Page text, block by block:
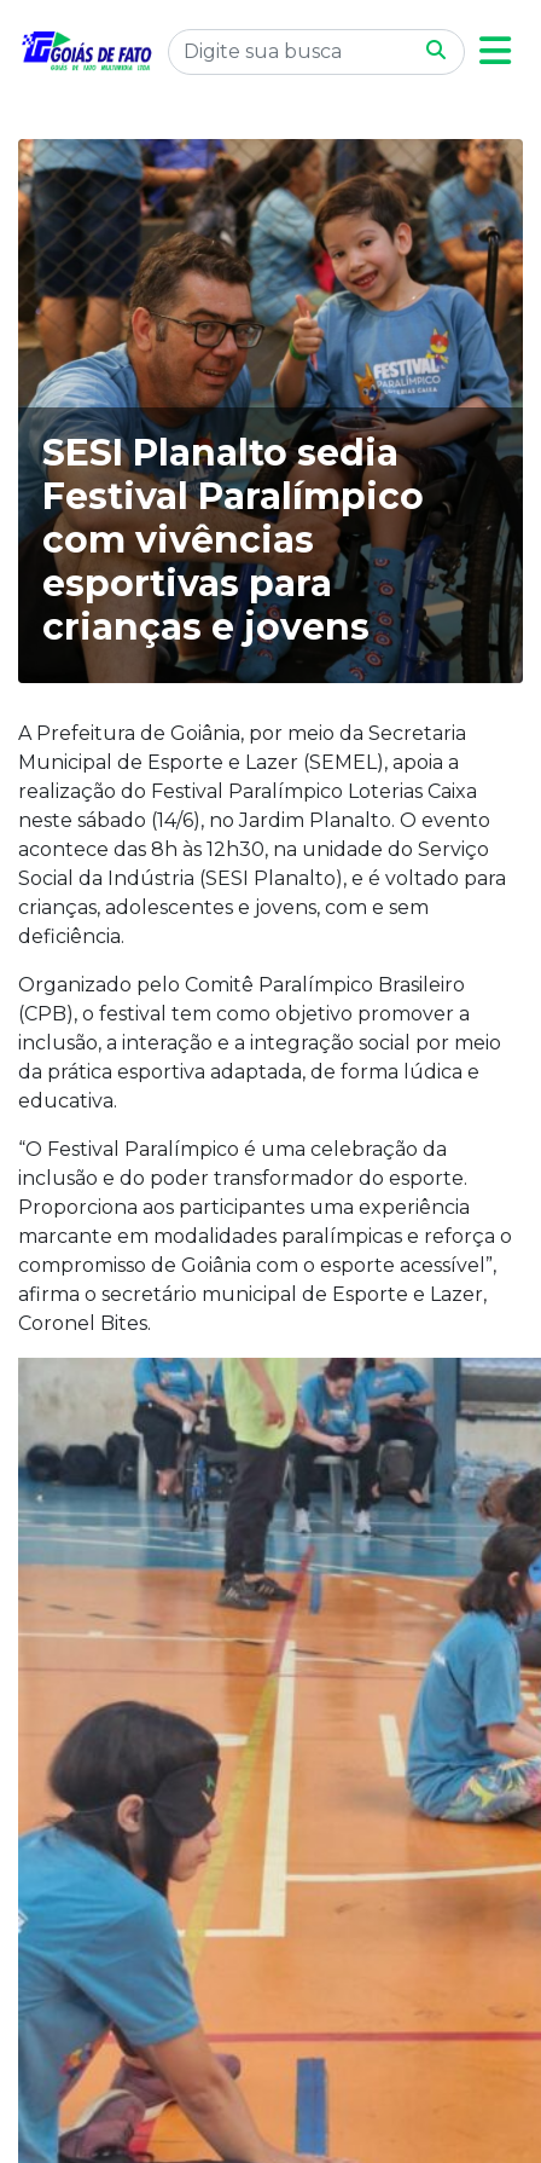
SESI Planalto sedia
Festival Paralímpico
com vivências
esportivas para
crianças e jovens
A Prefeitura de Goiânia, por meio da Secretaria
Municipal de Esporte e Lazer (SEMEL), apoia a
realização do Festival Paralímpico Loterias Caixa
neste sábado (14/6), no Jardim Planalto. O evento
acontece das 8h às 12h30, na unidade do Serviço
Social da Indústria (SESI Planalto), e é voltado para
crianças, adolescentes e jovens, com e sem
deficiência.
Organizado pelo Comitê Paralímpico Brasileiro
(CPB), o festival tem como objetivo promover a
inclusão, a interação e a integração social por meio
da prática esportiva adaptada, de forma lúdica e
educativa.
“O Festival Paralímpico é uma celebração da
inclusão e do poder transformador do esporte.
Proporciona aos participantes uma experiência
marcante em modalidades paralímpicas e reforça o
compromisso de Goiânia com o esporte acessível”,
afirma o secretário municipal de Esporte e Lazer,
Coronel Bites.